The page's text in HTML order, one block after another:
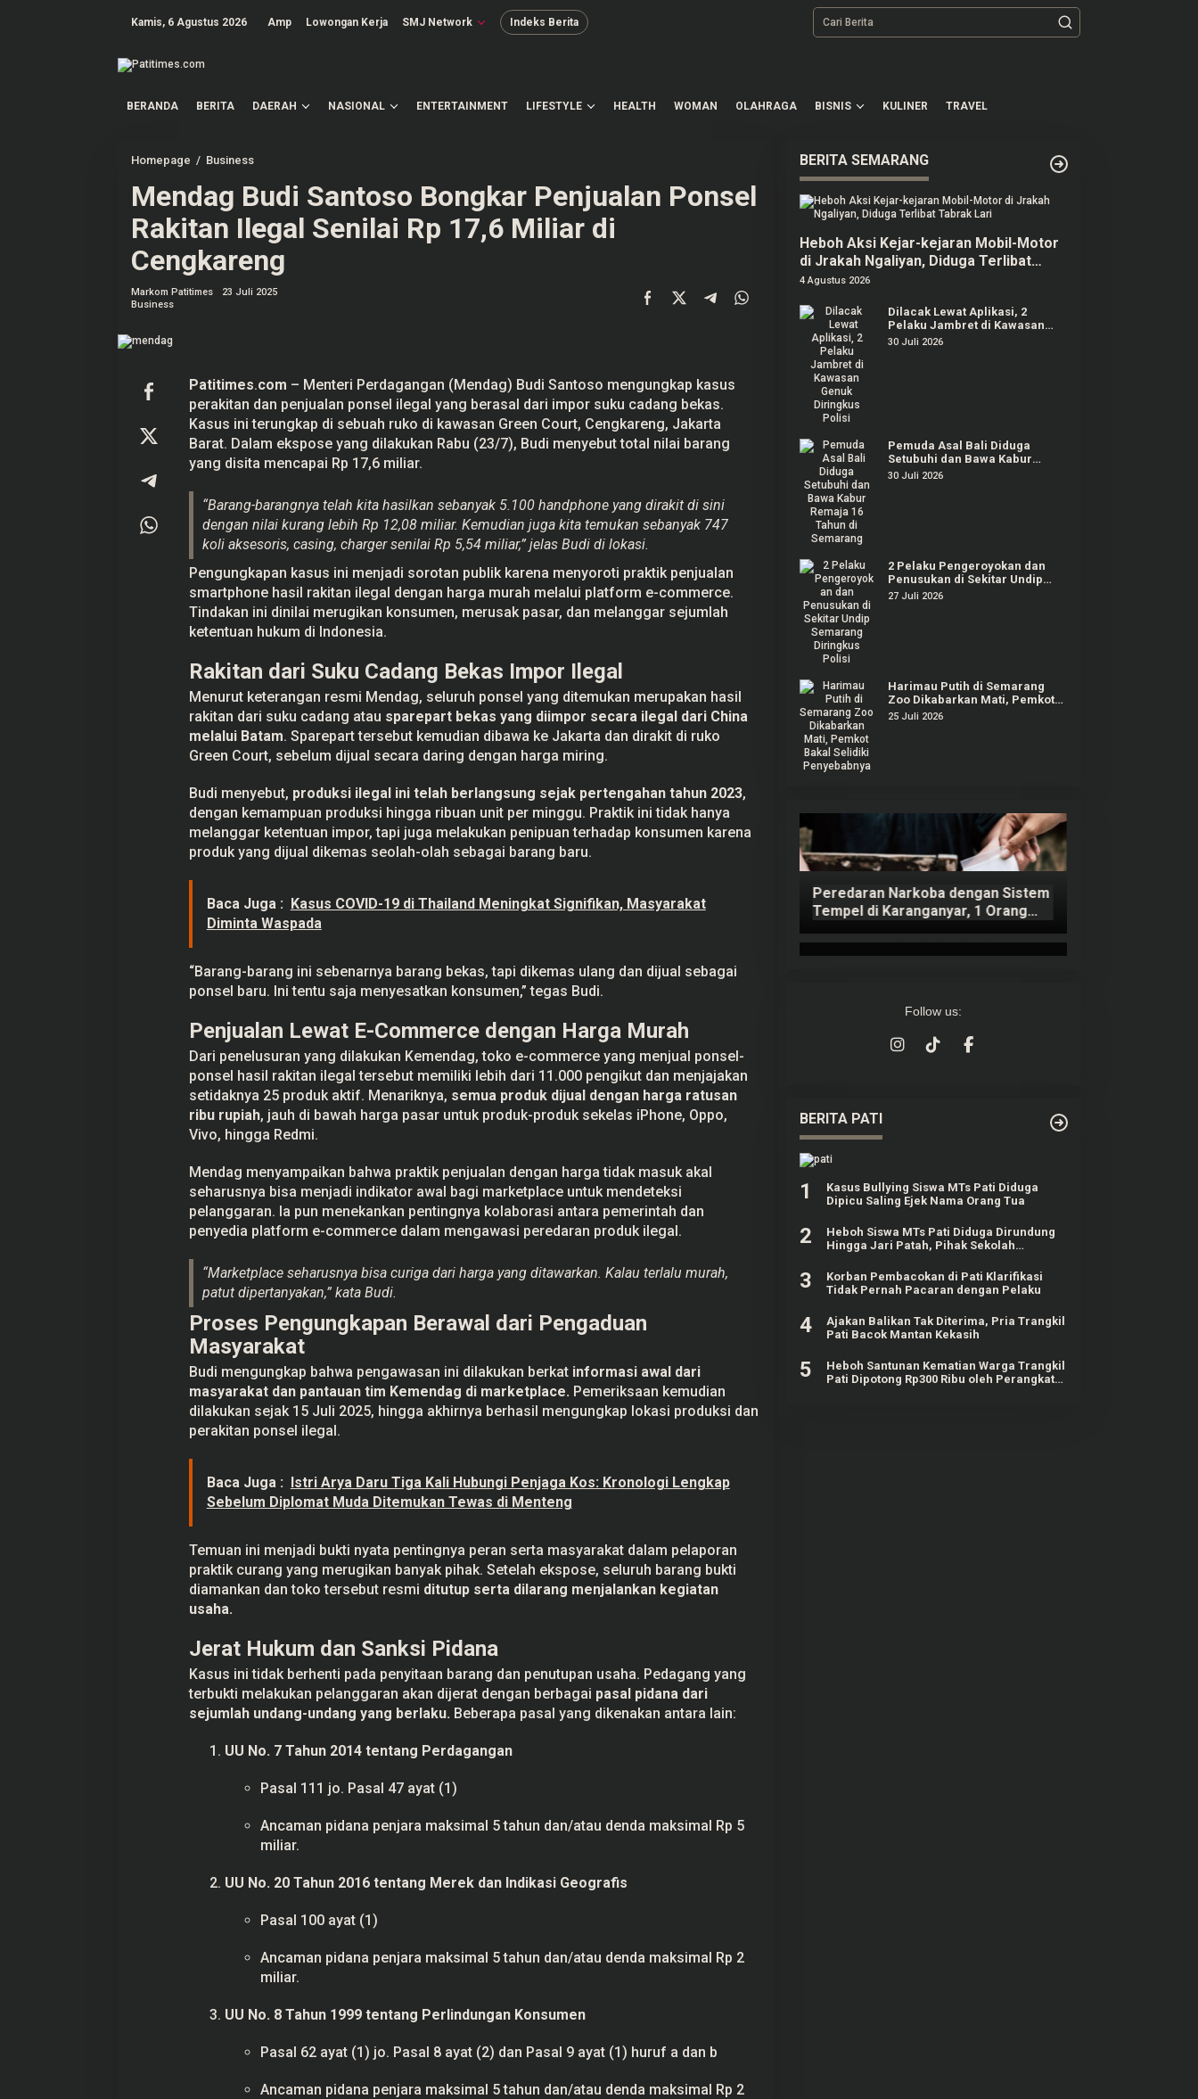
Kamis, 6 Agustus 2026 Amp Lowongan Kerja SMJ Network Indeks Berita
BERANDA BERITA DAERAH NASIONAL ENTERTAINMENT LIFESTYLE HEALTH WOMAN OLAHRAGA BISNIS KULINER TRAVEL
Homepage / Business
n
d
g
B
u
d
S
B
o
g
k
r
n
j
a
a
n
P
o
n
l
R
a
k
i
t
n
l
e
g
a
S
l
a
1
7
M
l
i
a
r
d
i
C
g
k
r
e
Mendag Budi Santoso Bongkar Penjualan Ponsel
Rakitan Ilegal Senilai Rp 17,6 Miliar di
Cengkareng
Markom Patitimes
23 Juli 2025
Business
Patitimes.com – Menteri Perdagangan (Mendag) Budi Santoso mengungkap kasus
perakitan dan penjualan ponsel ilegal yang berasal dari impor suku cadang bekas.
Kasus ini terungkap di sebuah ruko di kawasan Green Court, Cengkareng, Jakarta
Barat. Dalam ekspose yang dilakukan Rabu (23/7), Budi menyebut total nilai barang
yang disita mencapai Rp 17,6 miliar.
“Barang-barangnya telah kita hasilkan sebanyak 5.100 handphone yang dirakit di sini
dengan nilai kurang lebih Rp 12,08 miliar. Kemudian juga kita temukan sebanyak 747
koli aksesoris, casing, charger senilai Rp 5,54 miliar,” jelas Budi di lokasi.
Pengungkapan kasus ini menjadi sorotan publik karena menyoroti praktik penjualan
smartphone hasil rakitan ilegal dengan harga murah melalui platform e-commerce.
Tindakan ini dinilai merugikan konsumen, merusak pasar, dan melanggar sejumlah
ketentuan hukum di Indonesia.
Rakitan dari Suku Cadang Bekas Impor Ilegal
Menurut keterangan resmi Mendag, seluruh ponsel yang ditemukan merupakan hasil
rakitan dari suku cadang atau sparepart bekas yang diimpor secara ilegal dari China
melalui Batam. Sparepart tersebut kemudian dibawa ke Jakarta dan dirakit di ruko
Green Court, sebelum dijual secara daring dengan harga miring.
Budi menyebut, produksi ilegal ini telah berlangsung sejak pertengahan tahun 2023,
dengan kemampuan produksi hingga ribuan unit per minggu. Praktik ini tidak hanya
melanggar ketentuan impor, tapi juga melakukan penipuan terhadap konsumen karena
produk yang dijual dikemas seolah-olah sebagai barang baru.
Baca Juga : Kasus COVID-19 di Thailand Meningkat Signifikan, Masyarakat
Diminta Waspada
“Barang-barang ini sebenarnya barang bekas, tapi dikemas ulang dan dijual sebagai
ponsel baru. Ini tentu saja menyesatkan konsumen,” tegas Budi.
Penjualan Lewat E-Commerce dengan Harga Murah
Dari penelusuran yang dilakukan Kemendag, toko e-commerce yang menjual ponsel-
ponsel hasil rakitan ilegal tersebut memiliki lebih dari 11.000 pengikut dan menjajakan
setidaknya 25 produk aktif. Menariknya, semua produk dijual dengan harga ratusan
ribu rupiah, jauh di bawah harga pasar untuk produk-produk sekelas iPhone, Oppo,
Vivo, hingga Redmi.
Mendag menyampaikan bahwa praktik penjualan dengan harga tidak masuk akal
seharusnya bisa menjadi indikator awal bagi marketplace untuk mendeteksi
pelanggaran. Ia pun menekankan pentingnya kolaborasi antara pemerintah dan
penyedia platform e-commerce dalam mengawasi peredaran produk ilegal.
“Marketplace seharusnya bisa curiga dari harga yang ditawarkan. Kalau terlalu murah,
patut dipertanyakan,” kata Budi.
Proses Pengungkapan Berawal dari Pengaduan
Masyarakat
Budi mengungkap bahwa pengawasan ini dilakukan berkat informasi awal dari
masyarakat dan pantauan tim Kemendag di marketplace. Pemeriksaan kemudian
dilakukan sejak 15 Juli 2025, hingga akhirnya berhasil mengungkap lokasi produksi dan
perakitan ponsel ilegal.
Baca Juga : Istri Arya Daru Tiga Kali Hubungi Penjaga Kos: Kronologi Lengkap
Sebelum Diplomat Muda Ditemukan Tewas di Menteng
Temuan ini menjadi bukti nyata pentingnya peran serta masyarakat dalam pelaporan
praktik curang yang merugikan banyak pihak. Setelah ekspose, seluruh barang bukti
diamankan dan toko tersebut resmi ditutup serta dilarang menjalankan kegiatan
usaha.
Jerat Hukum dan Sanksi Pidana
Kasus ini tidak berhenti pada penyitaan barang dan penutupan usaha. Pedagang yang
terbukti melakukan pelanggaran akan dijerat dengan berbagai pasal pidana dari
sejumlah undang-undang yang berlaku. Beberapa pasal yang dikenakan antara lain:
UU No. 7 Tahun 2014 tentang Perdagangan
Pasal 111 jo. Pasal 47 ayat (1)
Ancaman pidana penjara maksimal 5 tahun dan/atau denda maksimal Rp 5
miliar.
UU No. 20 Tahun 2016 tentang Merek dan Indikasi Geografis
Pasal 100 ayat (1)
Ancaman pidana penjara maksimal 5 tahun dan/atau denda maksimal Rp 2
miliar.
UU No. 8 Tahun 1999 tentang Perlindungan Konsumen
Pasal 62 ayat (1) jo. Pasal 8 ayat (2) dan Pasal 9 ayat (1) huruf a dan b
Ancaman pidana penjara maksimal 5 tahun dan/atau denda maksimal Rp 2
BERITA SEMARANG
Heboh Aksi Kejar-kejaran Mobil-Motor
di Jrakah Ngaliyan, Diduga Terlibat
Tabrak Lari
4 Agustus 2026
Dilacak Lewat Aplikasi, 2
Pelaku Jambret di Kawasan
Genuk Diringkus Polisi
30 Juli 2026
Pemuda Asal Bali Diduga
Setubuhi dan Bawa Kabur
Remaja 16 Tahun di Semarang
30 Juli 2026
2 Pelaku Pengeroyokan dan
Penusukan di Sekitar Undip
Semarang Diringkus Polisi
27 Juli 2026
Harimau Putih di Semarang
Zoo Dikabarkan Mati, Pemkot
Bakal Selidiki Penyebabnya
25 Juli 2026
Tewas Diduga Bullying
Peredaran Narkoba dengan Sistem
Tempel di Karanganyar, 1 Orang
Follow us:
BERITA PATI
1
Kasus Bullying Siswa MTs Pati Diduga
Dipicu Saling Ejek Nama Orang Tua
2
Heboh Siswa MTs Pati Diduga Dirundung
Hingga Jari Patah, Pihak Sekolah
3
Korban Pembacokan di Pati Klarifikasi
Tidak Pernah Pacaran dengan Pelaku
4
Ajakan Balikan Tak Diterima, Pria Trangkil
Pati Bacok Mantan Kekasih
5
Heboh Santunan Kematian Warga Trangkil
Pati Dipotong Rp300 Ribu oleh Perangkat